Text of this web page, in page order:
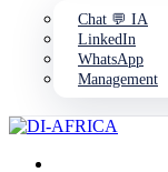
Chat 💬 IA
LinkedIn
WhatsApp
Management